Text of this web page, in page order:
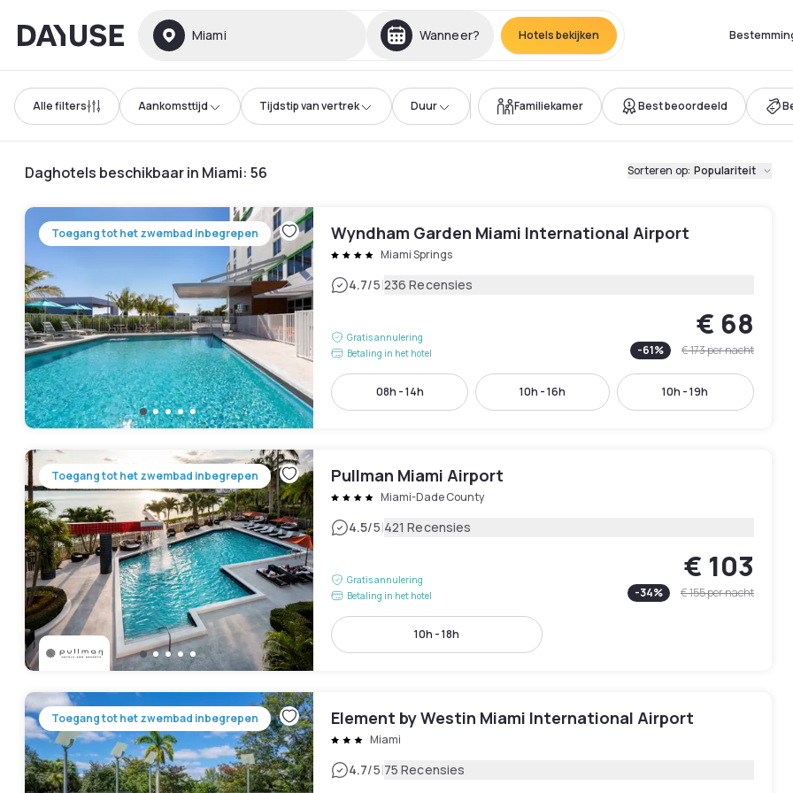
Dayuse Miami Wanneer? Hotels bekijken
Alle filters Aankomsttijd Tijdstip van vertrek Duur Familiekamer Best beoordeeld
Daghotels beschikbaar in Miami: 56 Sorteren op: Populariteit
Toegang tot het zwembad inbegrepen Wyndham Garden Miami International Airport
Miami Springs
4.7/5|236 Recensies
Gratis annulering
Betaling in het hotel
€ 68
-61% € 173per nacht
08h - 14h 10h - 16h 10h - 19h
Toegang tot het zwembad inbegrepen Pullman Miami Airport
Miami-Dade County
4.5/5|421 Recensies
Gratis annulering
Betaling in het hotel
€ 103
-34% € 155per nacht
10h - 18h
Toegang tot het zwembad inbegrepen Element by Westin Miami International Airport
Miami
4.7/5|75 Recensies